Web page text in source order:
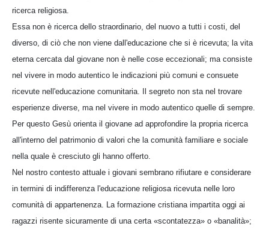
ricerca religiosa.
Essa non è ricerca dello straordinario, del nuovo a tutti i costi, del
diverso, di ciò che non viene dall'educazione che si è ricevuta; la vita
eterna cercata dal giovane non è nelle cose eccezionali; ma consiste
nel vivere in modo autentico le indicazioni più comuni e consuete
ricevute nell'educazione comunitaria. Il segreto non sta nel trovare
esperienze diverse, ma nel vivere in modo autentico quelle di sempre.
Per questo Gesù orienta il giovane ad approfondire la propria ricerca
all'interno del patrimonio di valori che la comunità familiare e sociale
nella quale è cresciuto gli hanno offerto.
Nel nostro contesto attuale i giovani sembrano rifiutare e considerare
in termini di indifferenza l'educazione religiosa ricevuta nelle loro
comunità di appartenenza. La formazione cristiana impartita oggi ai
ragazzi risente sicuramente di una certa «scontatezza» o «banalità»;